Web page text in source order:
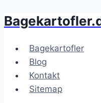
Fortsæt
indholdBagekartofler
Blog
Kontakt
Sitemap